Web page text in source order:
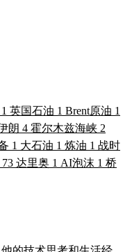
1 英国石油 1 Brent原油 1
朗 4 霍尔木兹海峡 2
1 大石油 1 炼油 1 战时
73 达里奥 1 AI泡沫 1 桥